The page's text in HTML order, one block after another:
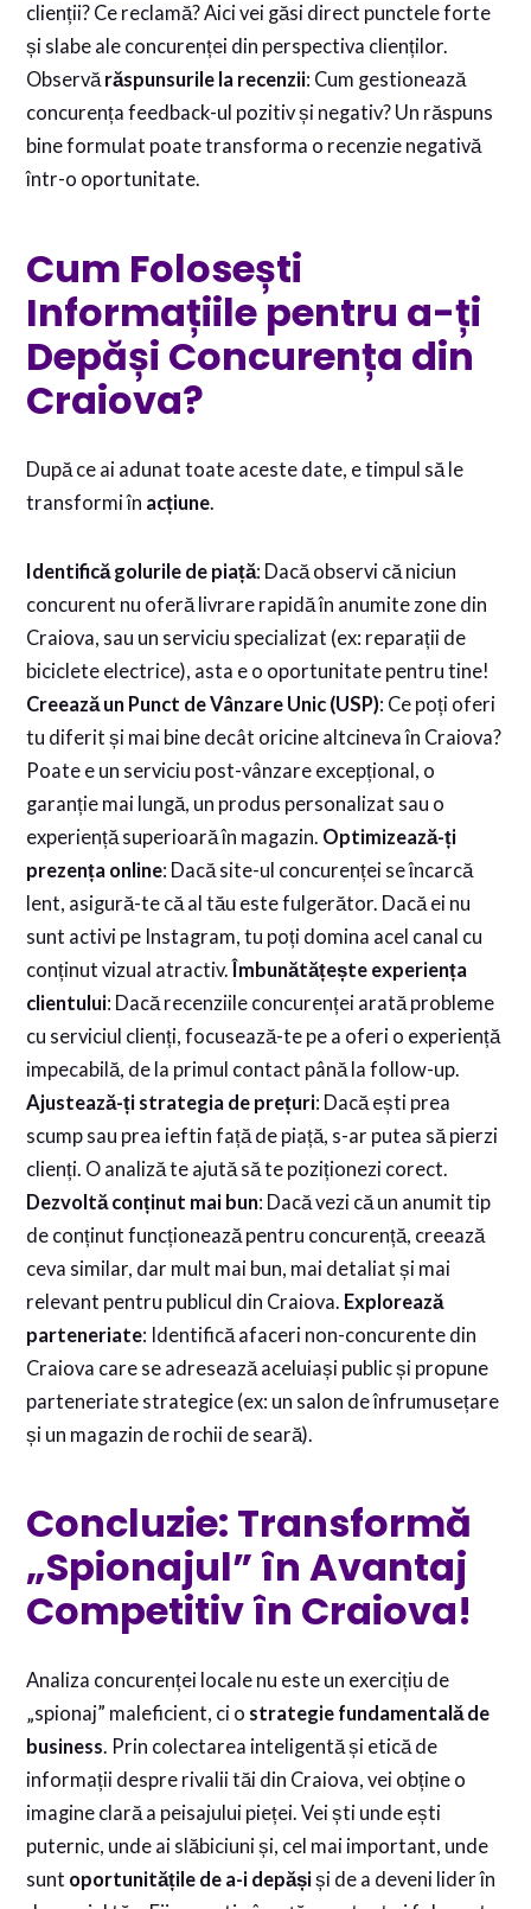
clienții? Ce reclamă? Aici vei găsi direct punctele forte
și slabe ale concurenței din perspectiva clienților.
Observărăspunsurile la recenzii: Cum gestionează
concurența feedback-ul pozitiv și negativ? Un răspuns
bine formulat poate transforma o recenzie negativă
într-o oportunitate.
Cum Folosești
Informațiile pentru a-ți
Depăși Concurența din
Craiova?
După ce ai adunat toate aceste date, e timpul să le
transformi în acțiune.
Identifică golurile de piață: Dacă observi că niciun
concurent nu oferă livrare rapidă în anumite zone din
Craiova, sau un serviciu specializat (ex: reparații de
biciclete electrice), asta e o oportunitate pentru tine!
Creează un Punct de Vânzare Unic (USP): Ce poți oferi
tu diferit și mai bine decât oricine altcineva în Craiova?
Poate e un serviciu post-vânzare excepțional, o
garanție mai lungă, un produs personalizat sau o
experiență superioară în magazin. Optimizează-ți
prezența online: Dacă site-ul concurenței se încarcă
lent, asigură-te că al tău este fulgerător. Dacă ei nu
sunt activi pe Instagram, tu poți domina acel canal cu
conținut vizual atractiv.Îmbunătățește experiența
clientului: Dacă recenziile concurenței arată probleme
cu serviciul clienți, focusează-te pe a oferi o experiență
impecabilă, de la primul contact până la follow-up.
Ajustează-ți strategia de prețuri: Dacă ești prea
scump sau prea ieftin față de piață, s-ar putea să pierzi
clienți. O analiză te ajută să te poziționezi corect.
Dezvoltă conținut mai bun: Dacă vezi că un anumit tip
de conținut funcționează pentru concurență, creează
ceva similar, dar mult mai bun, mai detaliat și mai
relevant pentru publicul din Craiova. Explorează
parteneriate: Identifică afaceri non-concurente din
Craiova care se adresează aceluiași public și propune
parteneriate strategice (ex: un salon de înfrumusețare
și un magazin de rochii de seară).
Concluzie: Transformă
„Spionajul” în Avantaj
Competitiv în Craiova!
Analiza concurenței locale nu este un exercițiu de
„spionaj” maleficient, ci o strategie fundamentală de
business. Prin colectarea inteligentă și etică de
informații despre rivalii tăi din Craiova, vei obține o
imagine clară a peisajului pieței. Vei ști unde ești
puternic, unde ai slăbiciuni și, cel mai important, unde
sunt oportunitățile de a-i depășiși de a deveni lider în